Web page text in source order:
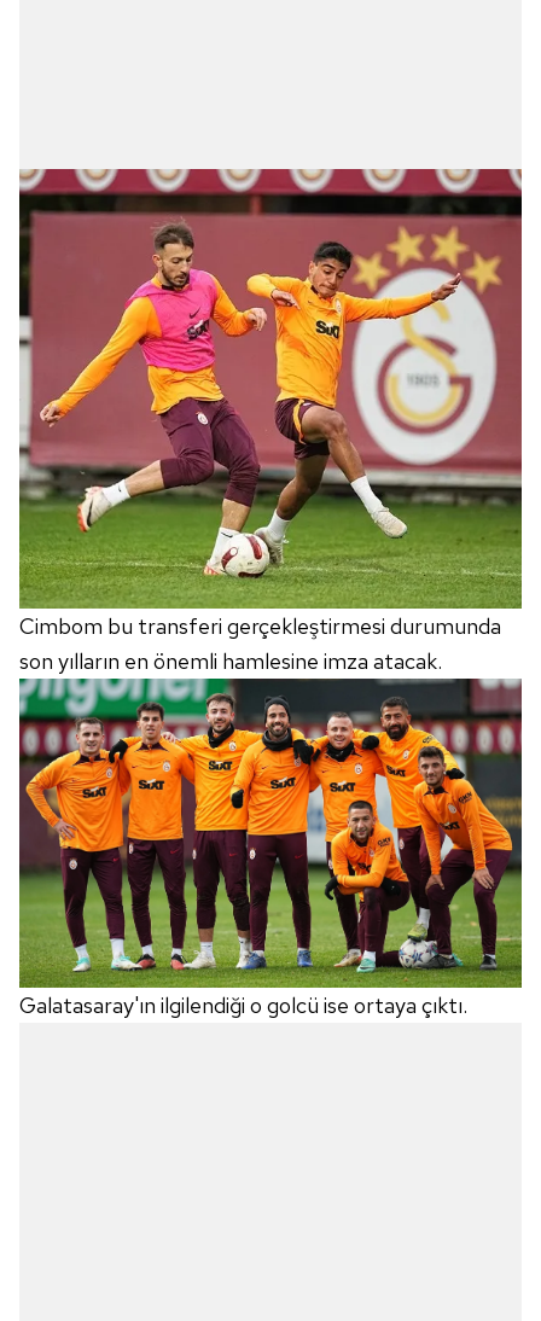
Cimbom bu transferi gerçekleştirmesi durumunda
son yılların en önemli hamlesine imza atacak.
Galatasaray'ın ilgilendiği o golcü ise ortaya çıktı.